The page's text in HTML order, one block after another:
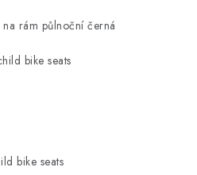
na rám půlnoční černá